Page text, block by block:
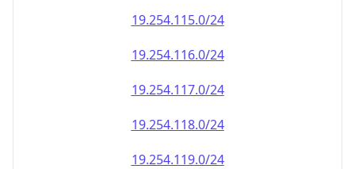
19.254.115.0/24
19.254.116.0/24
19.254.117.0/24
19.254.118.0/24
19.254.119.0/24